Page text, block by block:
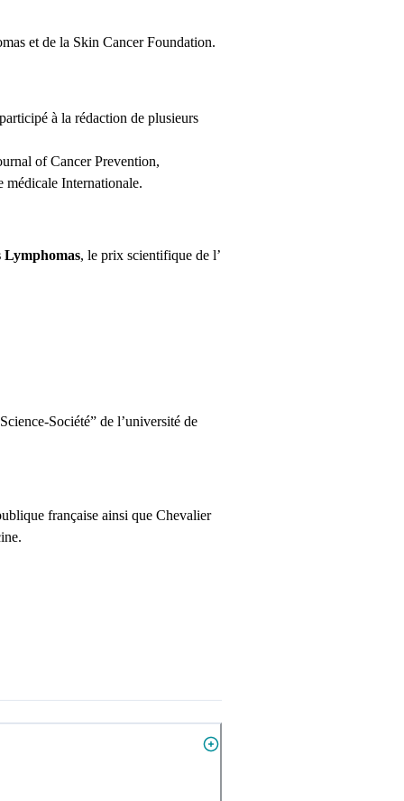
et de la Skin Cancer Foundation.
à la rédaction de plusieurs
of Cancer Prevention,
médicale Internationale.
Lymphomas, le prix scientifique de l’
Société” de l’université de
française ainsi que Chevalier